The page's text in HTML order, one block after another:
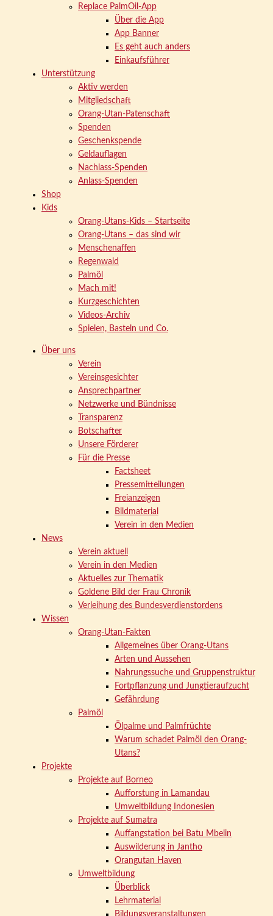
Replace PalmOil-App
Über die App
App Banner
Es geht auch anders
Einkaufsführer
Unterstützung
Aktiv werden
Mitgliedschaft
Orang-Utan-Patenschaft
Spenden
Geschenkspende
Geldauflagen
Nachlass-Spenden
Anlass-Spenden
Shop
Kids
Orang-Utans-Kids – Startseite
Orang-Utans – das sind wir
Menschenaffen
Regenwald
Palmöl
Mach mit!
Kurzgeschichten
Videos-Archiv
Spielen, Basteln und Co.
Über uns
Verein
Vereinsgesichter
Ansprechpartner
Netzwerke und Bündnisse
Transparenz
Botschafter
Unsere Förderer
Für die Presse
Factsheet
Pressemitteilungen
Freianzeigen
Bildmaterial
Verein in den Medien
News
Verein aktuell
Verein in den Medien
Aktuelles zur Thematik
Goldene Bild der Frau Chronik
Verleihung des Bundesverdienstordens
Wissen
Orang-Utan-Fakten
Allgemeines über Orang-Utans
Arten und Aussehen
Nahrungssuche und Gruppenstruktur
Fortpflanzung und Jungtieraufzucht
Gefährdung
Palmöl
Ölpalme und Palmfrüchte
Warum schadet Palmöl den Orang-
Utans?
Projekte
Projekte auf Borneo
Aufforstung in Lamandau
Umweltbildung Indonesien
Projekte auf Sumatra
Auffangstation bei Batu Mbelin
Auswilderung in Jantho
Orangutan Haven
Umweltbildung
Überblick
Lehrmaterial
Bildungsveranstaltungen